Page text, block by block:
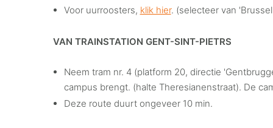
Voor uurroosters, klik hier. (selecteer van
VAN TRAINSTATION GENT-SINT-PIETRS
Neem tram nr. 4 (platform 20, directie
campus brengt. (halte Theresianenstraat). De
Deze route duurt ongeveer 10 min.